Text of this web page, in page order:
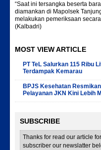
“Saat ini tersangka beserta
diamankan di Mapolsek
melakukan pemeriksaan
(Kalbadri)
MOST VIEW ARTICLE
PT TeL Salurkan 115 Ribu
Terdampak Kemarau
BPJS Kesehatan
Pelayanan JKN Kini Lebih
SUBSCRIBE
Thanks for read our article
subscriber our newslatter